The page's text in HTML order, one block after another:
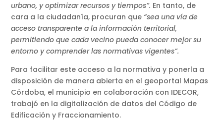
urbano, y optimizar recursos y tiempos”. En tanto, de
cara a la ciudadanía, procuran que “sea una vía de
acceso transparente a la información territorial,
permitiendo que cada vecino pueda conocer mejor su
entorno y comprender las normativas vigentes”.
Para facilitar este acceso a la normativa y ponerla a
disposición de manera abierta en el geoportal Mapas
Córdoba, el municipio en colaboración con IDECOR,
trabajó en la digitalización de datos del Código de
Edificación y Fraccionamiento.